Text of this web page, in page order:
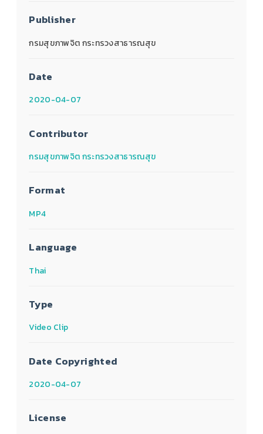
Publisher
กรมสุขภาพจิต กระทรวงสาธารณสุข
Date
2020-04-07
Contributor
กรมสุขภาพจิต กระทรวงสาธารณสุข
Format
MP4
Language
Thai
Type
Video Clip
Date Copyrighted
2020-04-07
License